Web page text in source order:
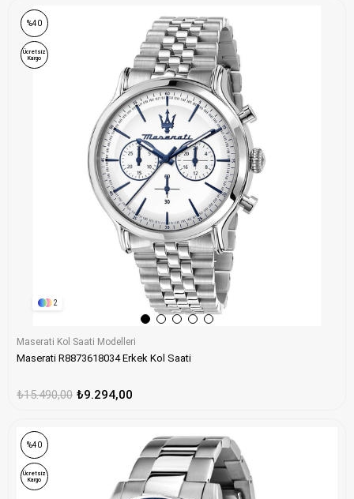
2
Maserati Kol Saati Modelleri
Maserati R8873618034 Erkek Kol Saati
₺9.294,00
₺15.490,00
%40
Ücretsiz
Kargo
%40
Ücretsiz
Kargo